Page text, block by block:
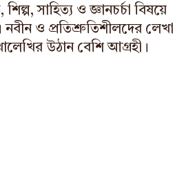
সাহিত্য ও জ্ঞানচর্চা বিষয়ে
ও প্রতিশ্রুতিশীলদের লেখা
উঠান বেশি আগ্রহী।